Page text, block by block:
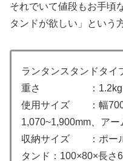
それでいて値段もお手頃
タンドが欲しい」という
ランタンスタンドタイ
重さ ：1.2kg
使用サイズ ：幅
1,070~1,900mm、ア
収納サイズ ：ポール
タンド：100×80×長さ